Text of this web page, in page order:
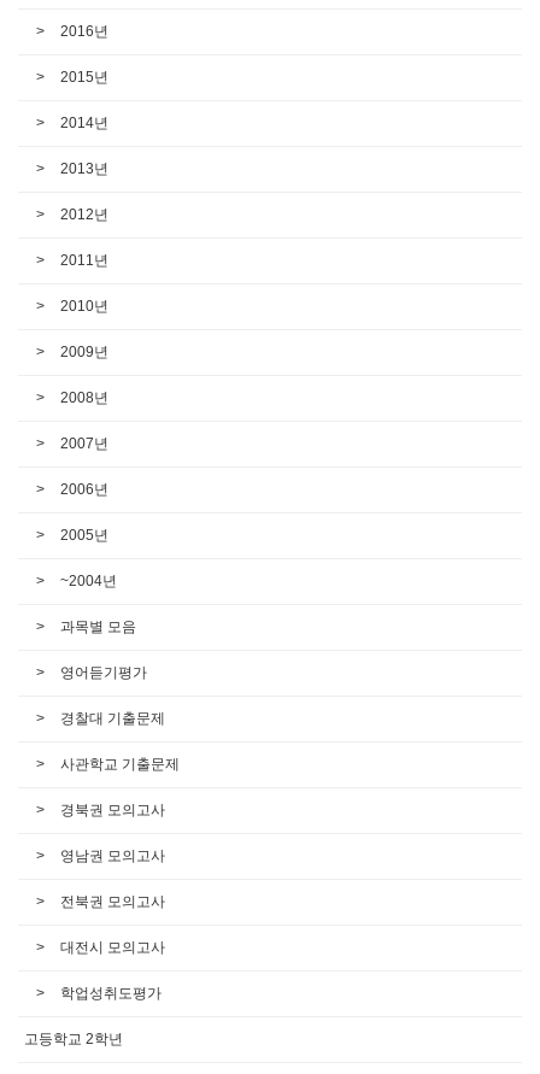
2016년
2015년
2014년
2013년
2012년
2011년
2010년
2009년
2008년
2007년
2006년
2005년
~2004년
과목별 모음
영어듣기평가
경찰대 기출문제
사관학교 기출문제
경북권 모의고사
영남권 모의고사
전북권 모의고사
대전시 모의고사
학업성취도평가
고등학교 2학년